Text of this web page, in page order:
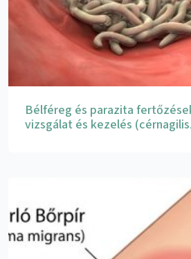
Bélféreg és parazita
vizsgálat és kezelés